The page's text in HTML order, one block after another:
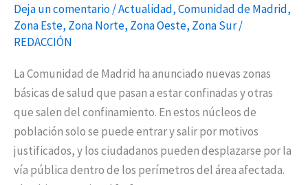
Deja un comentario/Actualidad,Comunidad de Madrid,
Zona Este, Zona Norte, Zona Oeste, Zona Sur/
REDACCIÓN
La Comunidad de Madrid ha anunciado nuevas zonas
básicas de salud que pasan a estar confinadas y otras
que salen del confinamiento. En estos núcleos de
población solo se puede entrar y salir por motivos
justificados, y los ciudadanos pueden desplazarse por la
vía pública dentro de los perímetros del área afectada.